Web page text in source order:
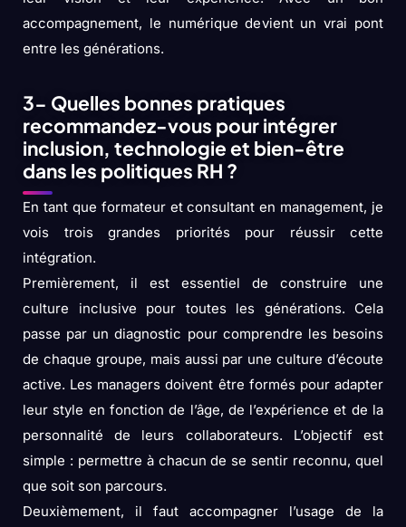
accompagnement, le numérique devient un vrai pont
entre les générations.
3- Quelles bonnes pratiques
recommandez-vous pour intégrer
inclusion, technologie et bien-être
dans les politiques RH ?
En tant que formateur et consultant en management, je
vois trois grandes priorités pour réussir cette
intégration.
Premièrement, il est essentiel de construire une
culture inclusive pour toutes les générations. Cela
passe par un diagnostic pour comprendre les besoins
de chaque groupe, mais aussi par une culture d’écoute
active. Les managers doivent être formés pour adapter
leur style en fonction de l’âge, de l’expérience et de la
personnalité de leurs collaborateurs. L’objectif est
simple : permettre à chacun de se sentir reconnu, quel
que soit son parcours.
Deuxièmement, il faut accompagner l’usage de la